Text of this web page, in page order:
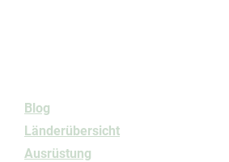
Blog
Länderübersicht
Ausrüstung